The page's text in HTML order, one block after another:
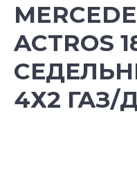
ACTROS
4Х2 ГАЗ/